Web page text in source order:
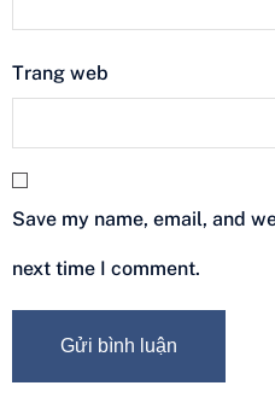
Trang web
Save my name, email, and
next time I comment.